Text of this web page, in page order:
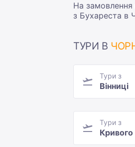
На замовлення
з Бухареста в
ТУРИ В
Тури з
Вінниці
Тури з
Кривого